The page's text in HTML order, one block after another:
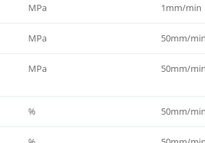
MPa 1mm/min
MPa 50mm/min
MPa 50mm/min
% 50mm/min